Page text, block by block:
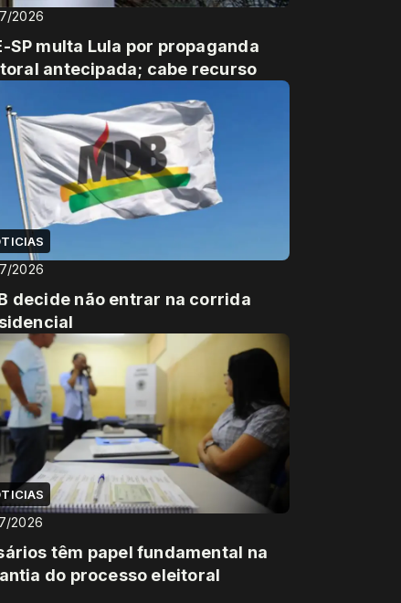
2026
SP multa Lula por propaganda
antecipada; cabe recurso
2026
decide não entrar na corrida
2026
têm papel fundamental na
do processo eleitoral